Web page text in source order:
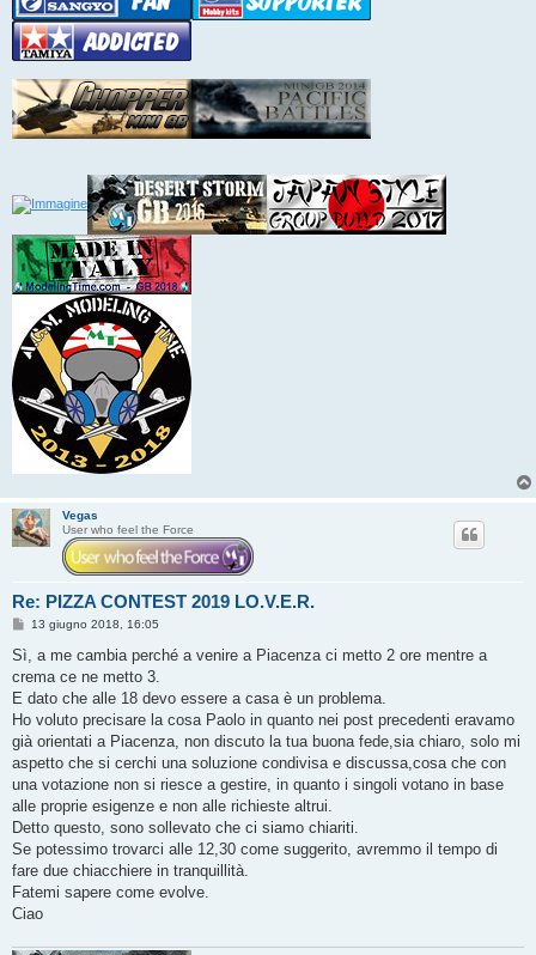
Vegas
User who feel the Force
Re: PIZZA CONTEST 2019 LO.V.E.R.
M
s
s
a
g
i
o
13 giugno 2018, 16:05
Sì, a me cambia perché a venire a Piacenza ci metto 2 ore mentre a
crema ce ne metto 3.
E dato che alle 18 devo essere a casa è un problema.
Ho voluto precisare la cosa Paolo in quanto nei post precedenti eravamo
già orientati a Piacenza, non discuto la tua buona fede,sia chiaro, solo mi
aspetto che si cerchi una soluzione condivisa e discussa,cosa che con
una votazione non si riesce a gestire, in quanto i singoli votano in base
alle proprie esigenze e non alle richieste altrui.
Detto questo, sono sollevato che ci siamo chiariti.
Se potessimo trovarci alle 12,30 come suggerito, avremmo il tempo di
fare due chiacchiere in tranquillità.
Fatemi sapere come evolve.
Ciao